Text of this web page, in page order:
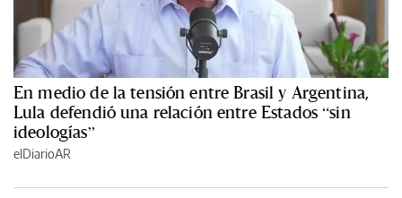
En medio de la tensión entre Brasil y Argentina,
Lula defendió una relación entre Estados “sin
ideologías”
elDiarioAR